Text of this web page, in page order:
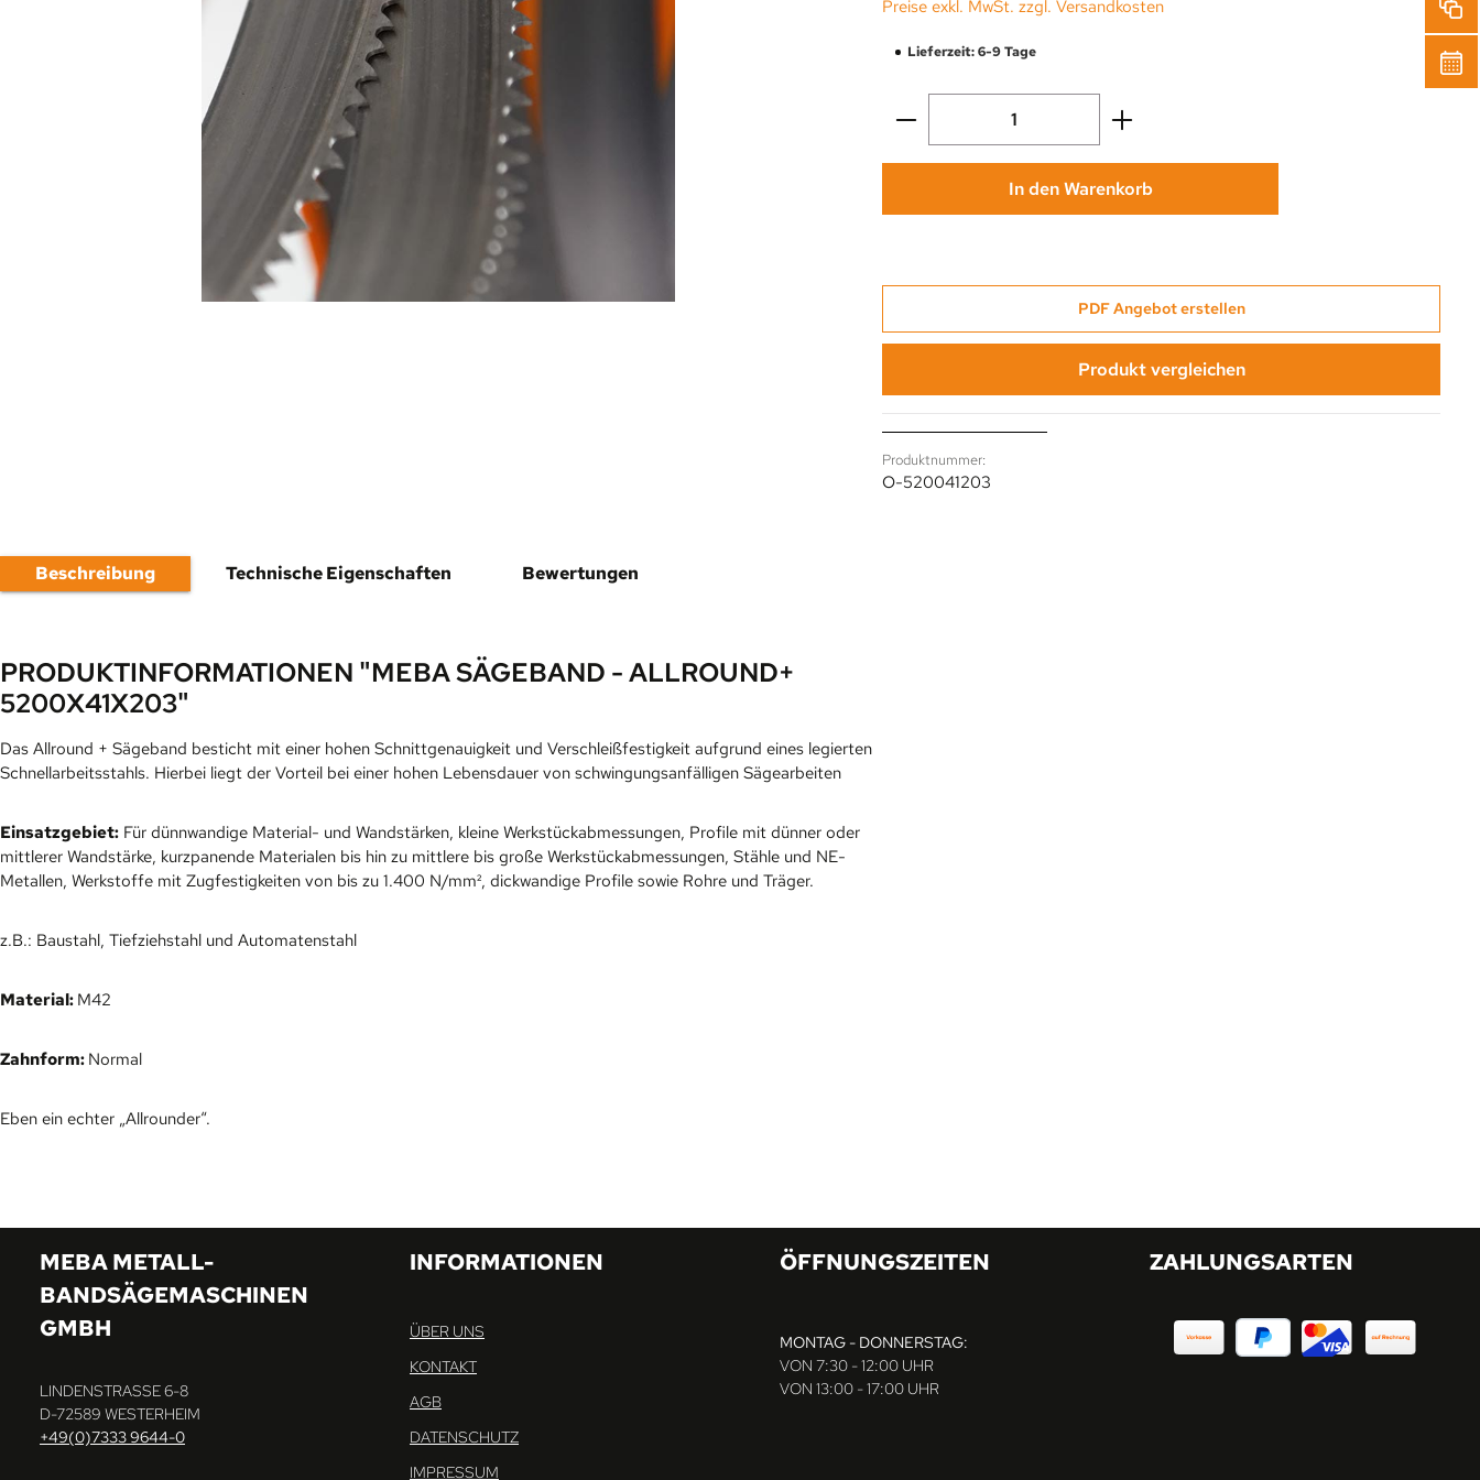
Preise exkl. MwSt. zzgl. Versandkosten
Lieferzeit: 6-9 Tage
Produkt Anzahl: Gib den gewünschten Wert ein
In den Warenkorb
PDF Angebot erstellen
Produkt vergleichen
Produktnummer:
O-520041203
Beschreibung Technische Eigenschaften Bewertungen
PRODUKTINFORMATIONEN "MEBA SÄGEBAND - ALLROUND+
5200X41X203"
Das Allround + Sägeband besticht mit einer hohen Schnittgenauigkeit und Verschleißfestigkeit aufgrund eines legierten
Schnellarbeitsstahls. Hierbei liegt der Vorteil bei einer hohen Lebensdauer von schwingungsanfälligen Sägearbeiten
Einsatzgebiet: Für dünnwandige Material- und Wandstärken, kleine Werkstückabmessungen, Profile mit dünner oder
mittlerer Wandstärke, kurzpanende Materialen bis hin zu mittlere bis große Werkstückabmessungen, Stähle und NE-
Metallen, Werkstoffe mit Zugfestigkeiten von bis zu 1.400 N/mm², dickwandige Profile sowie Rohre und Träger.
z.B.: Baustahl, Tiefziehstahl und Automatenstahl
Material: M42
Zahnform: Normal
Eben ein echter „Allrounder“.
MEBA METALL-
BANDSÄGEMASCHINEN
GMBH
LINDENSTRASSE 6-8
D-72589 WESTERHEIM
+49(0)7333 9644-0
INFORMATIONEN
ÜBER UNS
KONTAKT
AGB
DATENSCHUTZ
IMPRESSUM
ÖFFNUNGSZEITEN
MONTAG - DONNERSTAG:
VON 7:30 - 12:00 UHR
VON 13:00 - 17:00 UHR
ZAHLUNGSARTEN